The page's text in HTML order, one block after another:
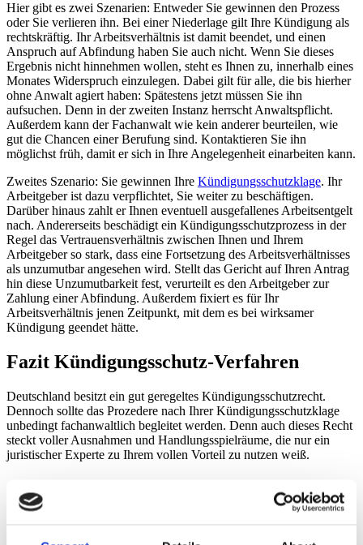
Hier gibt es zwei Szenarien: Entweder Sie gewinnen den Prozess
oder Sie verlieren ihn. Bei einer Niederlage gilt Ihre Kündigung als
rechtskräftig. Ihr Arbeitsverhältnis ist damit beendet, und einen
Anspruch auf Abfindung haben Sie auch nicht. Wenn Sie dieses
Ergebnis nicht hinnehmen wollen, steht es Ihnen zu, innerhalb eines
Monates Widerspruch einzulegen. Dabei gilt für alle, die bis hierher
ohne Anwalt agiert haben: Spätestens jetzt müssen Sie ihn
aufsuchen. Denn in der zweiten Instanz herrscht Anwaltspflicht.
Außerdem kann der Fachanwalt wie kein anderer beurteilen, wie
gut die Chancen einer Berufung sind. Kontaktieren Sie ihn
möglichst früh, damit er sich in Ihre Angelegenheit einarbeiten kann.
Zweites Szenario: Sie gewinnen Ihre Kündigungsschutzklage. Ihr
Arbeitgeber ist dazu verpflichtet, Sie weiter zu beschäftigen.
Darüber hinaus zahlt er Ihnen eventuell ausgefallenes Arbeitsentgelt
nach. Andererseits beschädigt ein Kündigungsschutzprozess in der
Regel das Vertrauensverhältnis zwischen Ihnen und Ihrem
Arbeitgeber so stark, dass eine Fortsetzung des Arbeitsverhältnisses
als unzumutbar angesehen wird. Stellt das Gericht auf Ihren Antrag
hin diese Unzumutbarkeit fest, verurteilt es den Arbeitgeber zur
Zahlung einer Abfindung. Außerdem fixiert es für Ihr
Arbeitsverhältnis jenen Zeitpunkt, mit dem es bei wirksamer
Kündigung geendet hätte.
Fazit Kündigungsschutz-Verfahren
Deutschland besitzt ein gut geregeltes Kündigungsschutzrecht.
Dennoch sollte das Prozedere nach Ihrer Kündigungsschutzklage
unbedingt fachanwaltlich begleitet werden. Denn auch dieses Recht
steckt voller Ausnahmen und Handlungsspielräume, die nur ein
juristischer Experte zu Ihrem vollen Vorteil zu nutzen weiß.